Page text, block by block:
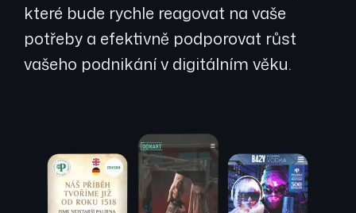
které bude rychle reagovat na vaše
potřeby a efektivně podporovat růst
vašeho podnikání v digitálním věku.